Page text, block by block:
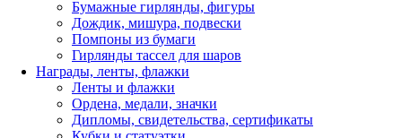
Бумажные гирлянды, фигуры
Дождик, мишура, подвески
Помпоны из бумаги
Гирлянды тассел для шаров
Награды, ленты, флажки
Ленты и флажки
Ордена, медали, значки
Дипломы, свидетельства, сертификаты